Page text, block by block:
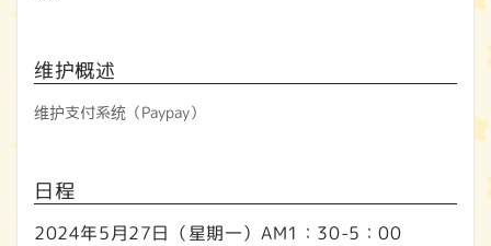
维护概述
维护支付系统（Paypay）
日程
2024年5月27日（星期一）AM1：30-5：00